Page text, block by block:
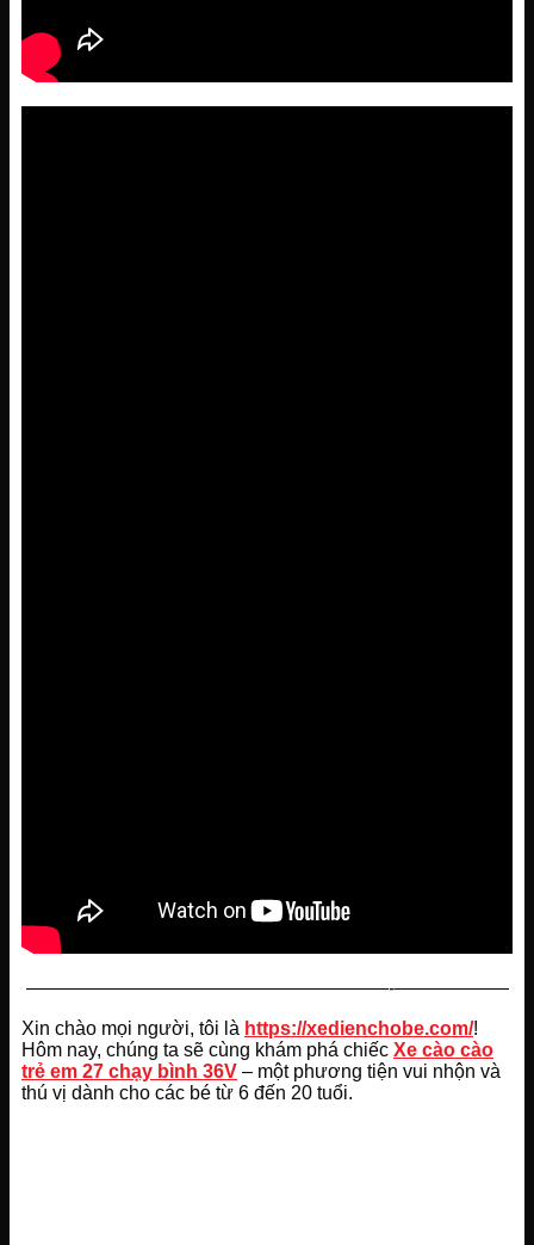
———————————————————-——————
Xin chào mọi người, tôi là https://xedienchobe.com/!
Hôm nay, chúng ta sẽ cùng khám phá chiếc Xe cào cào
trẻ em 27 chạy bình 36V – một phương tiện vui nhộn và
thú vị dành cho các bé từ 6 đến 20 tuổi.